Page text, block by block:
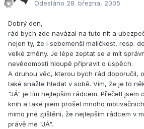
Odesláno 28. března, 2005
Dobrý den,
rád bych zde navázal na tuto nit a
nejen ty, že i sebemenší maličkost, resp.
velké změny. Je lépe zeptat se a mít
nevědomostí hloupě připravit o úspěch.
A druhou věc, kterou bych rád doporučil,
také snažte hledat v sobě. Vím, že je to
"JÁ" je tím nejlepším rádcem. Přečetl jsem
knih a také jsem prošel mnoho
mimo jiné zjištění, že nejlepším rádcem v
právě mé "JÁ".